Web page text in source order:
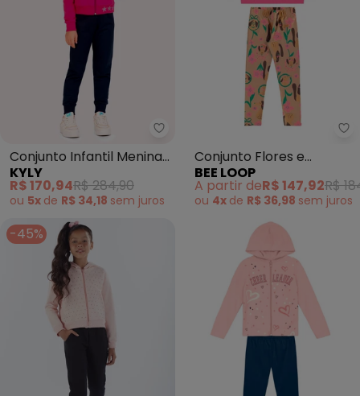
Kyly - Conjunto Infantil Menina
Conjunto Infantil Menina
com Capuz (Rosa)
KYLY
R$ 170,94R$ 284,90
ou 5x de R$ 34,18 sem juros
Conjunto Flores e
Focinhos Menina Rosa
BEE LOOP
A partir deR$ 147,92R$
ou 4x de R$ 36,98 sem juros
-45%